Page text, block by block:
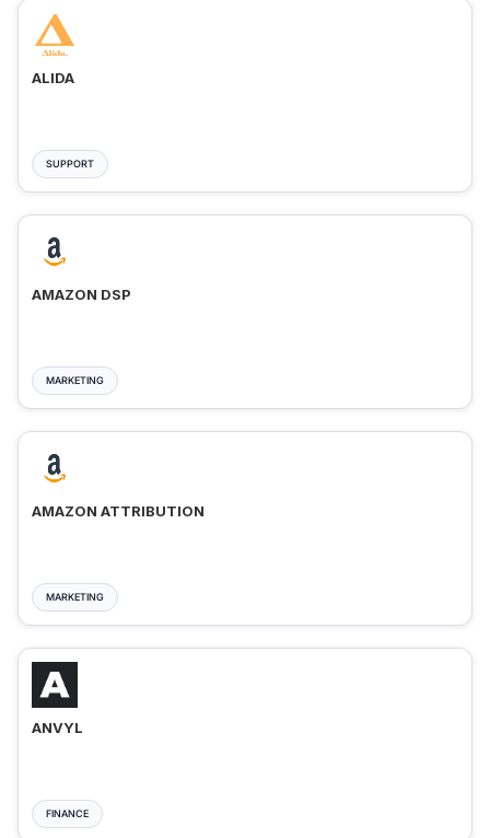
ALIDA
SUPPORT
AMAZON DSP
MARKETING
AMAZON ATTRIBUTION
MARKETING
ANVYL
FINANCE